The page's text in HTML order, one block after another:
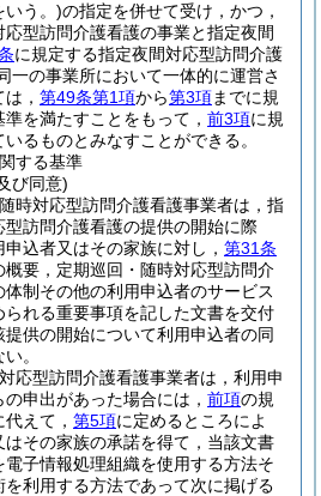
いう。)の指定を併せて受け，かつ，
型訪問介護看護の事業と指定夜間
に規定する指定夜間対応型訪問介護
一の事業所において一体的に運営さ
， 第49条第1項から第3項までに規
を満たすことをもって， 前3項に規
るものとみなすことができる。
する基準
び同意)
時対応型訪問介護看護事業者は，指
訪問介護看護の提供の開始に際
込者又はその家族に対し， 第31条
要，定期巡回・随時対応型訪問介
制その他の利用申込者のサービス
れる重要事項を記した文書を交付
提供の開始について利用申込者の同
。
応型訪問介護看護事業者は，利用申
申出があった場合には， 前項の規
えて， 第5項に定めるところによ
はその家族の承諾を得て，当該文書
子情報処理組織を使用する方法そ
利用する方法であって次に掲げる